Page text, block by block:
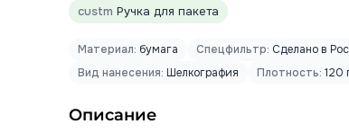
custm Ручка для пакета
Материал: бумага Спецфильтр: Сделано в
Вид нанесения: Шелкография Плотность: 120
Описание